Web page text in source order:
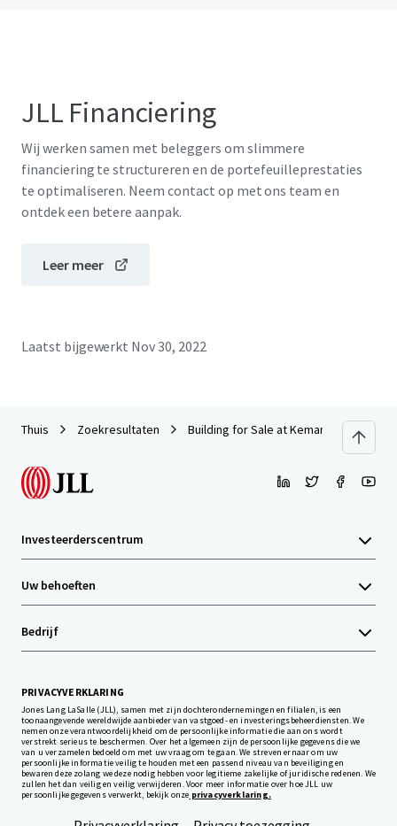
JLL Financiering
Wij werken samen met beleggers om slimmere
financiering te structureren en de portefeuilleprestaties
te optimaliseren. Neem contact op met ons team en
ontdek een betere aanpak.
Leer meer
Laatst bijgewerkt Nov 30, 2022
Thuis Zoekresultaten Building for Sale at Kemang
Investeerderscentrum
Uw behoeften
Bedrijf
PRIVACYVERKLARING
Jones Lang LaSalle (JLL), samen met zijn dochterondernemingen en filialen, is een
toonaangevende wereldwijde aanbieder van vastgoed- en investeringsbeheerdiensten. We
nemen onze verantwoordelijkheid om de persoonlijke informatie die aan ons wordt
verstrekt serieus te beschermen. Over het algemeen zijn de persoonlijke gegevens die we
van u verzamelen bedoeld om met uw vraag om te gaan. We streven ernaar om uw
persoonlijke informatie veilig te houden met een passend niveau van beveiliging en
bewaren deze zolang we deze nodig hebben voor legitieme zakelijke of juridische redenen. We
zullen het dan veilig en veilig verwijderen. Voor meer informatie over hoe JLL uw
persoonlijke gegevens verwerkt, bekijk onze privacyverklaring.